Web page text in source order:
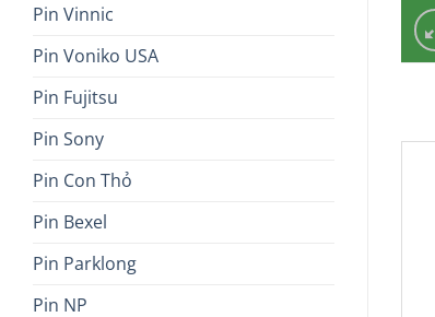
Pin Vinnic
Pin Voniko USA
Pin Fujitsu
Pin Sony
Pin Con Thỏ
Pin Bexel
Pin Parklong
Pin NP